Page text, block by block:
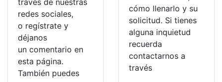
redes sociales,
o regístrate y
déjanos
un comentario en
esta página.
También puedes
cómo llenarlo y su
solicitud. Si tienes
alguna inquietud
recuerda
contactarnos a
través